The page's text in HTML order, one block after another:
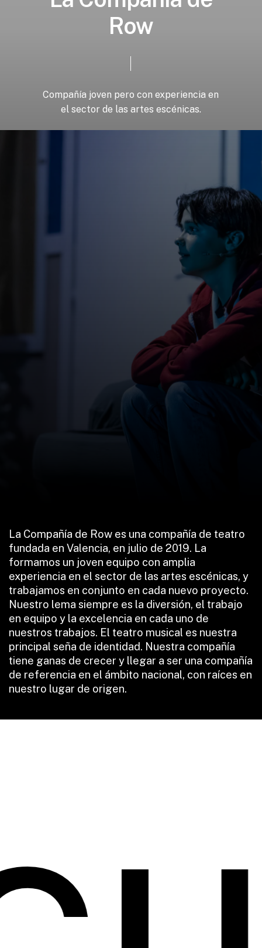
Row
Compañía joven pero con experiencia en
el sector de las artes escénicas.
La Compañía de Row es una compañía de teatro
fundada en Valencia, en julio de 2019. La
formamos un joven equipo con amplia
experiencia en el sector de las artes escénicas, y
trabajamos en conjunto en cada nuevo proyecto.
Nuestro lema siempre es la diversión, el trabajo
en equipo y la excelencia en cada uno de
nuestros trabajos. El teatro musical es nuestra
principal seña de identidad. Nuestra compañía
tiene ganas de crecer y llegar a ser una compañía
de referencia en el ámbito nacional, con raíces en
nuestro lugar de origen.